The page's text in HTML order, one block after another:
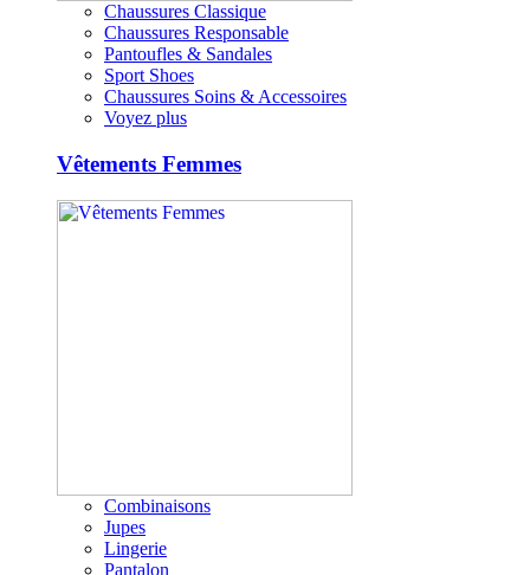
Chaussures Classique
Chaussures Responsable
Pantoufles & Sandales
Sport Shoes
Chaussures Soins & Accessoires
Voyez plus
Vêtements Femmes
Combinaisons
Jupes
Lingerie
Pantalon